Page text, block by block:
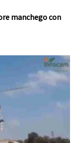
manchego con